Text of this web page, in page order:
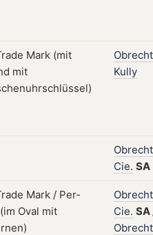
Obrecht
Kully
Obrecht
Cie. SA
Obrecht
Cie. SA
Obrecht